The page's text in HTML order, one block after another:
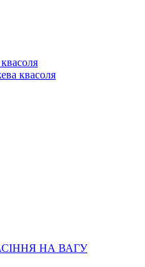
квасоля
НА ВАГУ